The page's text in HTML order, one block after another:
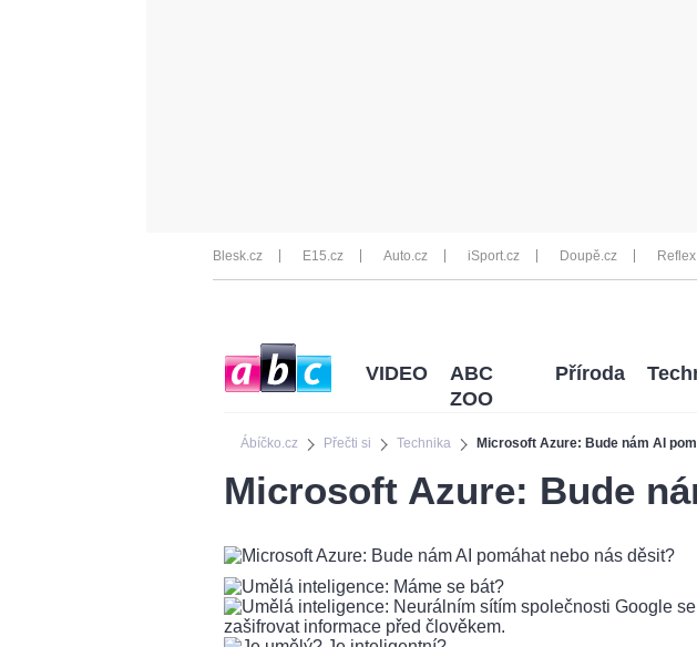
Blesk.cz E15.cz Auto.cz iSport.cz Doupě.cz
Ábíčko.cz Přečti si Technika Microsoft Azure: Bude nám AI
VIDEO
ABC
ZOO
Příroda
Microsoft Azure: Bude